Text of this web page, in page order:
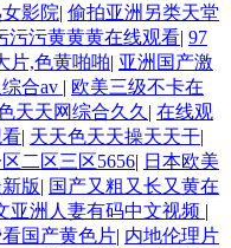
影院| 偷拍亚洲另类天堂
污污黄黄黄在线观看| 97
片,色黄啪啪| 亚洲国产激
合av | 欧美三级不卡在
天天网综合久久 | 在线观
| 天天色天天操天天干|
二区三区5656| 日本欧美
版| 国产又粗又长又黄在
亚洲人妻有码中文视频 |
国产黄色片| 内地伦理片